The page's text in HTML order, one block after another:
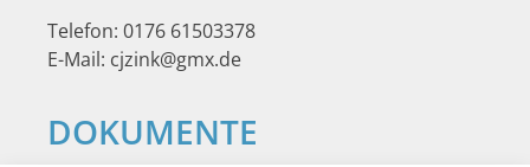
Telefon: 0176 61503378
E-Mail: cjzink@gmx.de
DOKUMENTE